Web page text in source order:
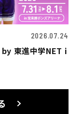
2026.07.24
東進中学NET i